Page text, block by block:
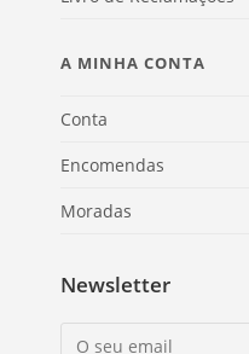
A MINHA CONTA
Conta
Encomendas
Moradas
Newsletter